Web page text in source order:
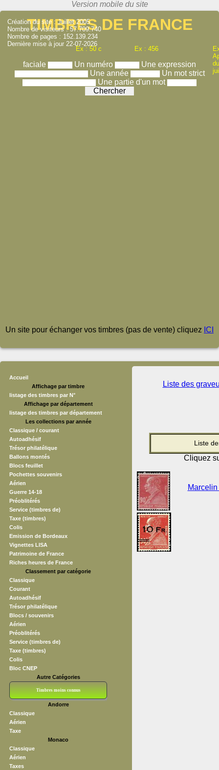
TIMBRES DE FRANCE
Ex : 50 c Ex : 456
faciale Un numéro
Une expression
Une année
Un mot strict
Une partie d'un mot
Création du site : Juillet 2005
Nombre de visiteurs : 57.709.740
Nombre de pages : 152.139.234
Dernière mise à jour 22-07-2026
Un site pour échanger vos timbres (pas de vente) cliquez ICI
Accueil
Affichage par timbre
listage des timbres par N°
Affichage par département
listage des timbres par département
Les collections par année
Classique / courant
Autoadhésif
Trésor philatélique
Ballons montés
Blocs feuillet
Pochettes souvenirs
Aérien
Guerre 14-18
Préoblitérés
Service (timbres de)
Taxe (timbres)
Colis
Emission de Bordeaux
Vignettes LISA
Patrimoine de France
Riches heures de France
Classement par catégorie
Classique
Courant
Autoadhésif
Trésor philatélique
Blocs / souvenirs
Aérien
Préoblitérés
Service (timbres de)
Taxe (timbres)
Colis
Bloc CNEP
Autre Catégories
Timbres moins connus
Andorre
Classique
Aérien
Taxe
Monaco
Classique
Aérien
Taxes
Liste des
Liste
Cliquez